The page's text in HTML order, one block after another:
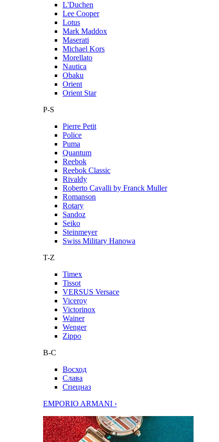
L'Duchen
Lee Cooper
Lotus
Mark Maddox
Maserati
Michael Kors
Morellato
Nautica
Obaku
Orient
Orient Star
P-S
Pierre Petit
Police
Puma
Quantum
Reebok
Reebok Classic
Rivaldy
Roberto Cavalli by Franck Muller
Romanson
Rotary
Sandoz
Seiko
Steinmeyer
Swiss Military Hanowa
T-Z
Timex
Tissot
VERSUS Versace
Viceroy
Victorinox
Wainer
Wenger
Zippo
В-С
Восход
Слава
Спецназ
EMPORIO ARMANI ›